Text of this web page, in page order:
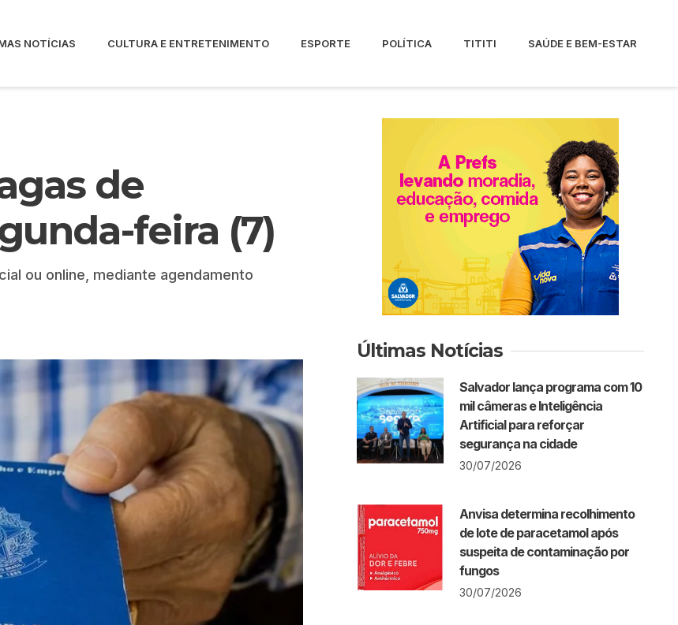
NOTÍCIAS CULTURA E ENTRETENIMENTO ESPORTE POLÍTICA TITITI SAÚDE E BEM-ESTAR
de
feira (7)
ou online, mediante agendamento
Últimas Notícias
Salvador lança programa com 10
mil câmeras e Inteligência
Artificial para reforçar
segurança na cidade
30/07/2026
Anvisa determina recolhimento
de lote de paracetamol após
suspeita de contaminação por
fungos
30/07/2026